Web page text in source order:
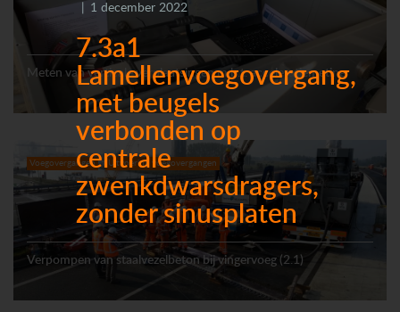
Meten van verticale verplaatsingen m.b.t. acceleratiemeting
Voegovergangen Uitvoering voegovergangen
Verpompen van staalvezelbeton bij vingervoeg (2.1)
1 december 2022
7.3a1
Lamellenvoegovergang,
met beugels
verbonden op
centrale
zwenkdwarsdragers,
zonder sinusplaten